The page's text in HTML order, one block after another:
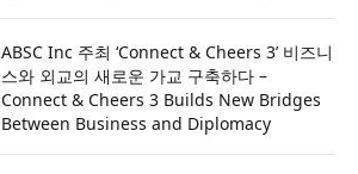
ABSC Inc 주최 ‘Connect & Cheers 3’ 비즈니
스와 외교의 새로운 가교 구축하다 –
Connect & Cheers 3 Builds New Bridges
Between Business and Diplomacy